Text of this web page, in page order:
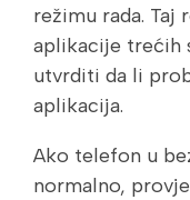
režimu rada.
aplikacije trećih
utvrditi da li
aplikacija.
Ako telefon u
normalno,